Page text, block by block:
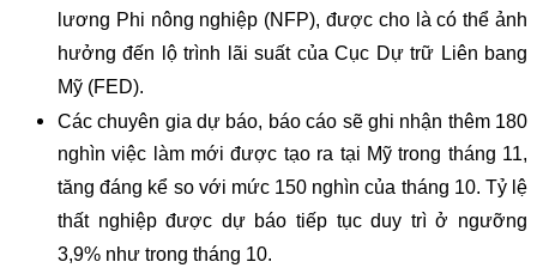
lương Phi nông nghiệp (NFP), được cho là có thể ảnh
hưởng đến lộ trình lãi suất của Cục Dự trữ Liên bang
Mỹ (FED).
Các chuyên gia dự báo, báo cáo sẽ ghi nhận thêm 180
nghìn việc làm mới được tạo ra tại Mỹ trong tháng 11,
tăng đáng kể so với mức 150 nghìn của tháng 10. Tỷ lệ
thất nghiệp được dự báo tiếp tục duy trì ở ngưỡng
3,9% như trong tháng 10.